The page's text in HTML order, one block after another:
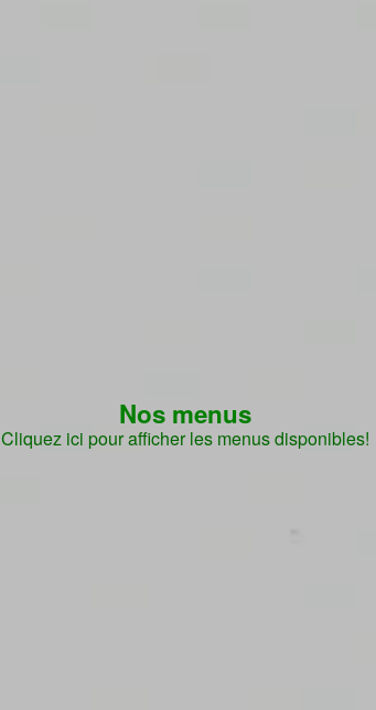
Nos menus
Cliquez ici pour afficher les menus disponibles!